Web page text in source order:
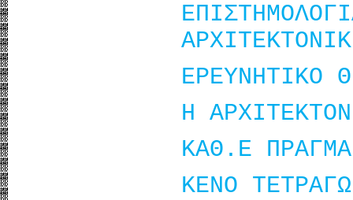
ΕΡΕΥΝΗΤΙΚΟ
Η
ΚΑΘ.Ε ΠΡΑΓΜΑ
ΚΕΝΟ